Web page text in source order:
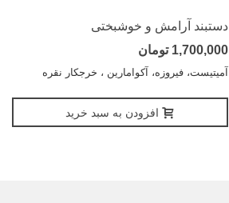
دستبند آرامش و خوشبختی
1,700,000 تومان
آمیتیست، فیروزه، آکوامارین ، خرجکار نقره
افزودن به سبد خرید